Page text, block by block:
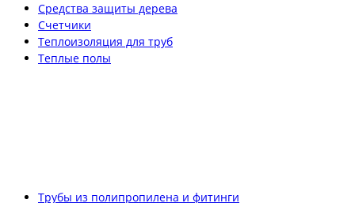
Средства защиты дерева
Счетчики
Теплоизоляция для труб
Теплые полы
Трубы из полипропилена и фитинги